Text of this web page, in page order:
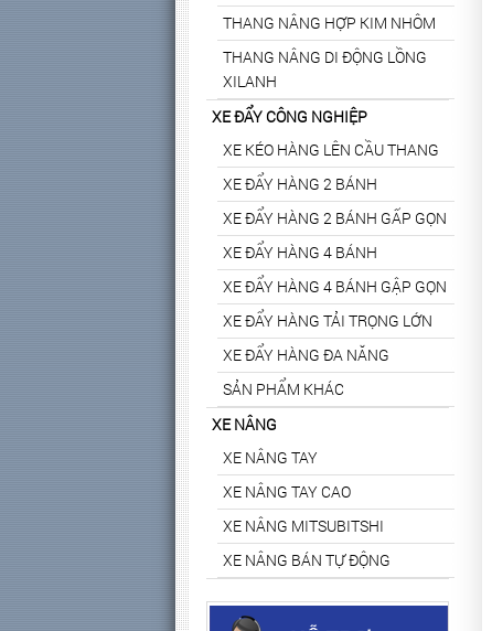
THANG NÂNG HỢP KIM NHÔM
THANG NÂNG DI ĐỘNG LỒNG
XILANH
XE ĐẨY CÔNG NGHIỆP
XE KÉO HÀNG LÊN CẦU THANG
XE ĐẨY HÀNG 2 BÁNH
XE ĐẨY HÀNG 2 BÁNH GẤP GỌN
XE ĐẨY HÀNG 4 BÁNH
XE ĐẨY HÀNG 4 BÁNH GẬP GỌN
XE ĐẨY HÀNG TẢI TRỌNG LỚN
XE ĐẨY HÀNG ĐA NĂNG
SẢN PHẨM KHÁC
XE NÂNG
XE NÂNG TAY
XE NÂNG TAY CAO
XE NÂNG MITSUBITSHI
XE NÂNG BÁN TỰ ĐỘNG